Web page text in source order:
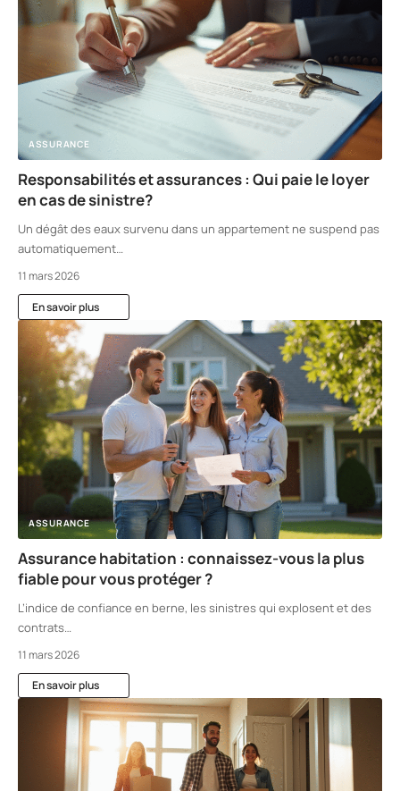
ASSURANCE
Responsabilités et assurances : Qui paie le loyer
en cas de sinistre?
Un dégât des eaux survenu dans un appartement ne suspend pas
automatiquement…
11 mars 2026
En savoir plus
ASSURANCE
Assurance habitation : connaissez-vous la plus
fiable pour vous protéger ?
L’indice de confiance en berne, les sinistres qui explosent et des
contrats…
11 mars 2026
En savoir plus